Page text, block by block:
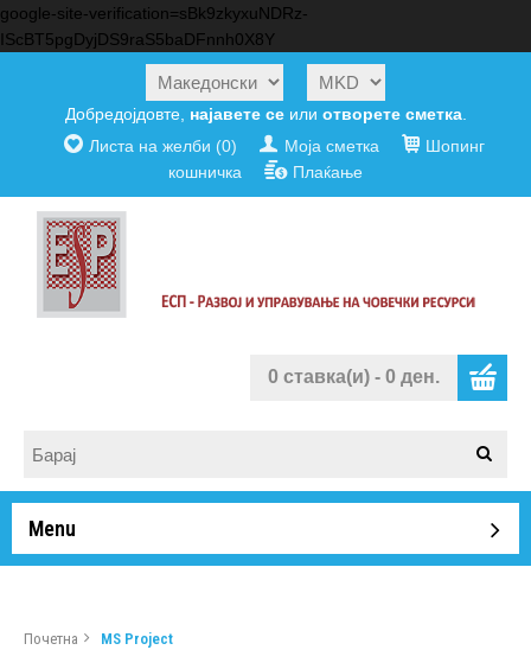
google-site-verification=sBk9zkyxuNDRz-
IScBT5pgDyjDS9raS5baDFnnh0X8Y
Добредојдовте, најавете сеили отворете сметка.
Листа на желби (0)
Моја сметка
Шопинг
кошничка
Плаќање
0 ставка(и) - 0 ден.
Menu
Почетна MS Project